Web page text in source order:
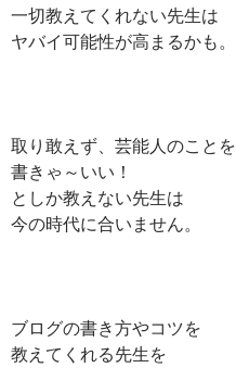
一切教えてくれない先生は
ヤバイ可能性が高まるかも。
取り敢えず、芸能人のことを
書きゃ～いい！
としか教えない先生は
今の時代に合いません。
ブログの書き方やコツを
教えてくれる先生を